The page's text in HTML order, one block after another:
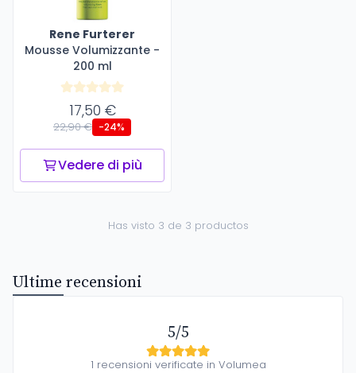
Rene Furterer
Mousse Volumizzante -
200 ml
17,50 €
22,90 € -24%
Vedere di più
Has visto 3 de 3 productos
Ultime recensioni
5/5
1 recensioni verificate in Volumea